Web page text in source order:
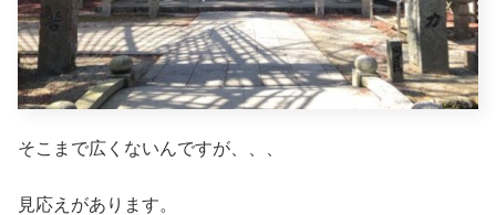
そこまで広くないんですが、、、
見応えがあります。